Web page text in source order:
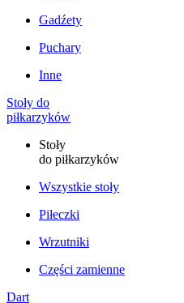
Gadźety
Puchary
Inne
Stoły do
piłkarzyków
Stoły
do piłkarzyków
Wszystkie stoły
Piłeczki
Wrzutniki
Części zamienne
Dart